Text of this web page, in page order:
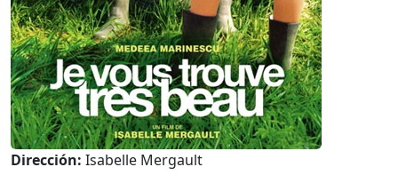
Dirección: Isabelle Mergault